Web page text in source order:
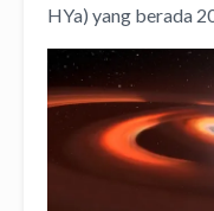
HYa) yang berada